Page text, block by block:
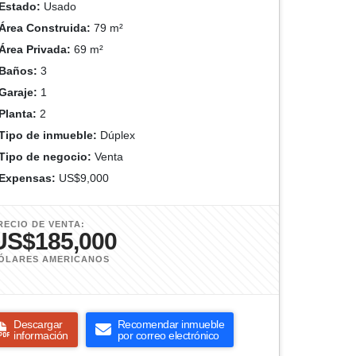
Usado
Construida: 79 m²
Privada: 69 m²
3
1
2
de inmueble: Dúplex
de negocio: Venta
US$9,000
DE VENTA:
AMERICANOS
Descargar
información
Recomendar inmueble
por correo electrónico